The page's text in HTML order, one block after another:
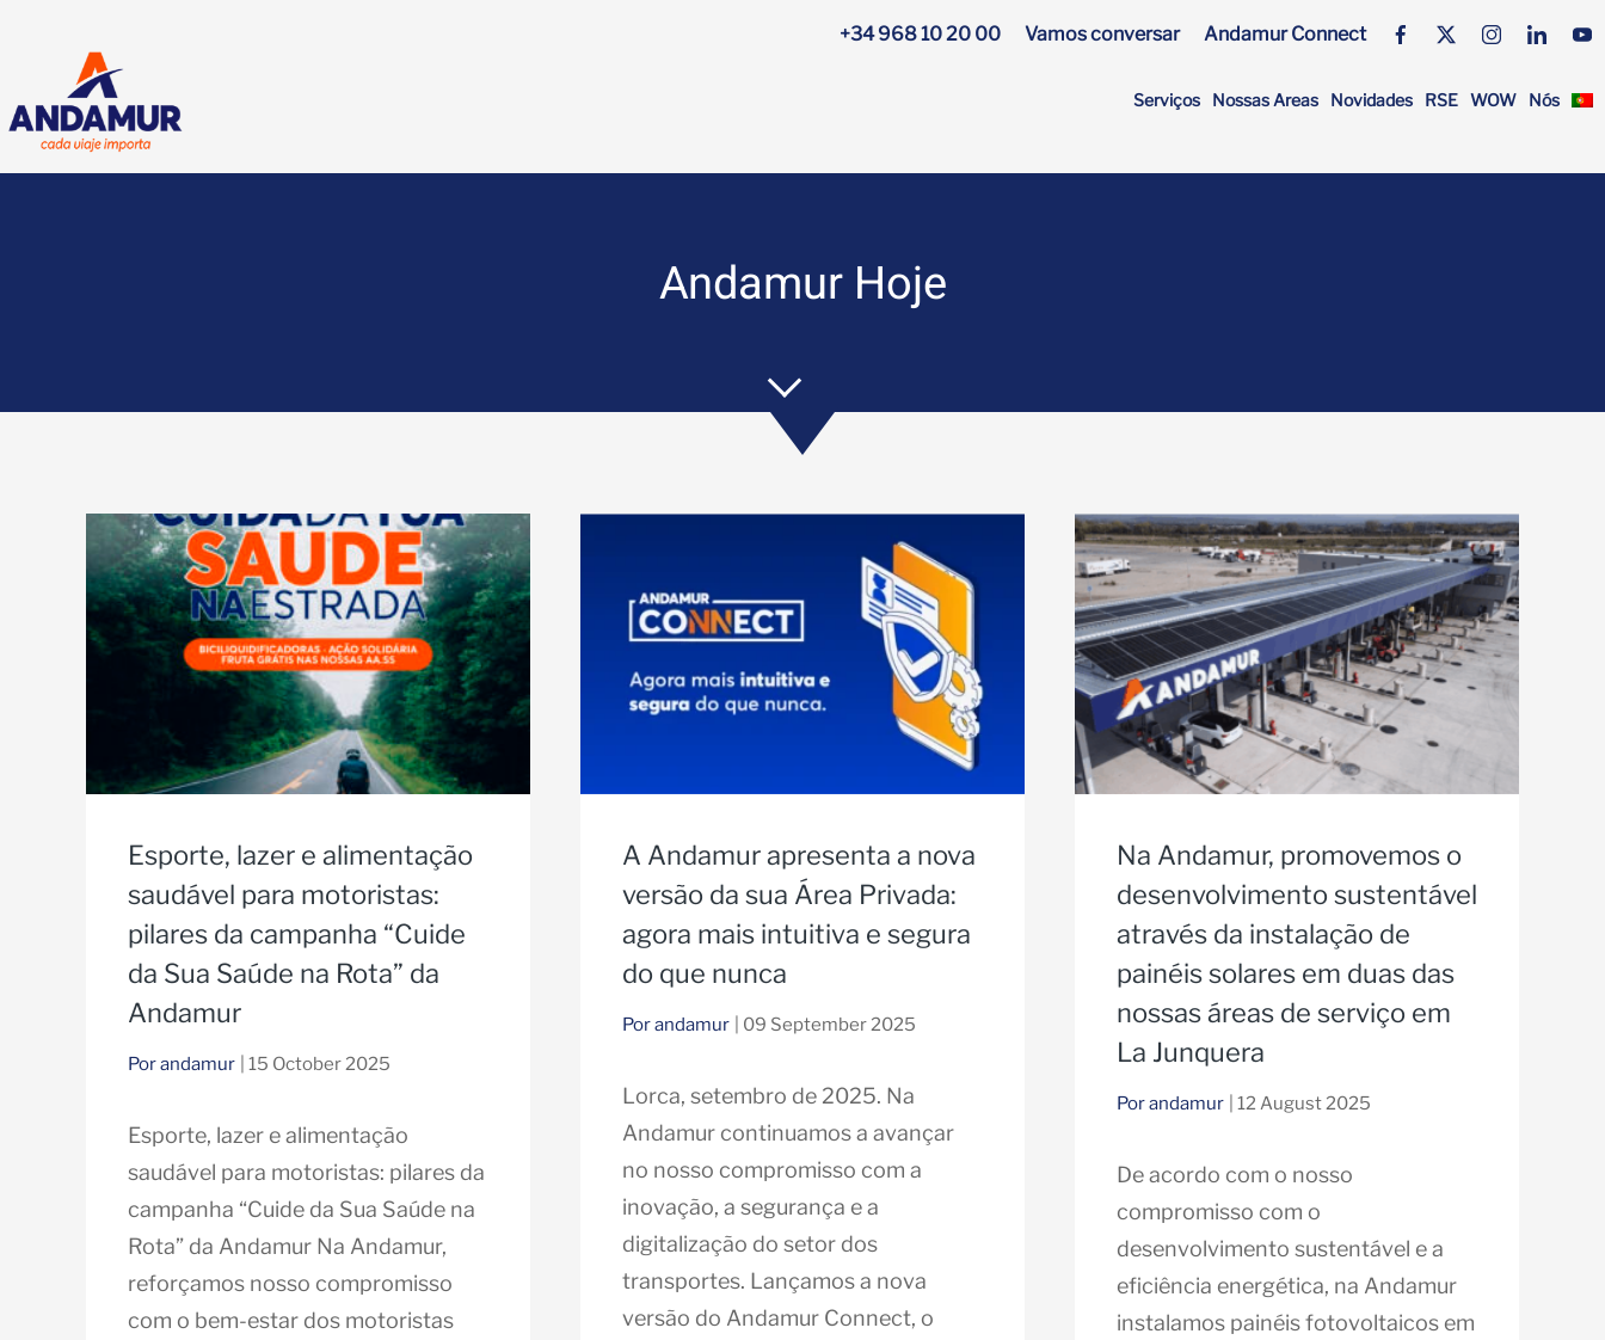
Serviços Nossas Areas Novidades RSE WOW Nós
+34 968 10 20 00 Vamos conversar Andamur Connect
Andamur Hoje
Esporte, lazer e alimentação
saudável para motoristas:
pilares da campanha “Cuide
da Sua Saúde na Rota” da
Andamur
Por andamur | 15 October 2025
Esporte, lazer e alimentação
saudável para motoristas: pilares da
campanha “Cuide da Sua Saúde na
Rota” da Andamur Na Andamur,
reforçamos nosso compromisso
com o bem-estar dos motoristas
A Andamur apresenta a nova
versão da sua Área Privada:
agora mais intuitiva e segura
do que nunca
Por andamur | 09 September 2025
Lorca, setembro de 2025. Na
Andamur continuamos a avançar
no nosso compromisso com a
inovação, a segurança e a
digitalização do setor dos
transportes. Lançamos a nova
versão do Andamur Connect, o
Na Andamur, promovemos o
desenvolvimento sustentável
através da instalação de
painéis solares em duas das
nossas áreas de serviço em
La Junquera
Por andamur | 12 August 2025
De acordo com o nosso
compromisso com o
desenvolvimento sustentável e a
eficiência energética, na Andamur
instalamos painéis fotovoltaicos em